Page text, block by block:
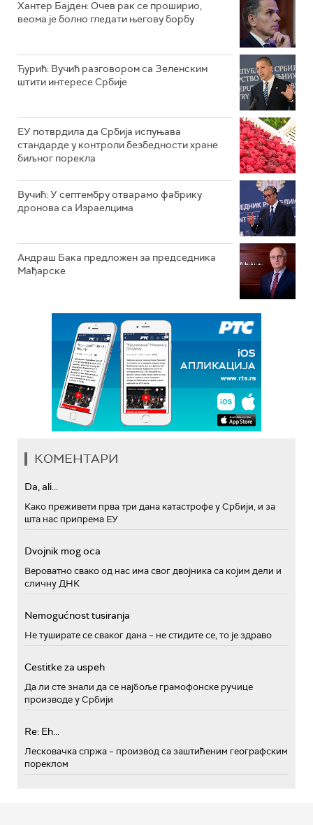
Хантер Бајден: Очев рак се проширио,
веома је болно гледати његову борбу
Ђурић: Вучић разговором са Зеленским
штити интересе Србије
ЕУ потврдила да Србија испуњава
стандарде у контроли безбедности хране
биљног порекла
Вучић: У септембру отварамо фабрику
дронова са Израелцима
Андраш Бакa предложен за председника
Мађарске
КОМЕНТАРИ
Da, ali...
Како преживети прва три дана катастрофе у Србији, и за
шта нас припрема ЕУ
Dvojnik mog oca
Вероватно свако од нас има свог двојника са којим дели и
сличну ДНК
Nemogućnost tusiranja
Не туширате се сваког дана – не стидите се, то је здраво
Cestitke za uspeh
Да ли сте знали да се најбоље грамофонске ручице
производе у Србији
Re: Eh...
Лесковачка спржа – производ са заштићеним географским
пореклом